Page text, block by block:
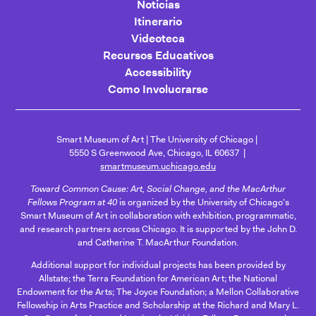
Noticias
Itinerario
Videoteca
Recursos Educativos
Accessibility
Como Involucrarse
Smart Museum of Art The University of Chicago
5550 S Greenwood Ave, Chicago, IL 60637
smartmuseum.uchicago.edu
Toward Common Cause: Art, Social Change, and the MacArthur
Fellows Program at 40is organized by the University of Chicago's
Smart Museum of Art in collaboration with exhibition, programmatic,
and research partners across Chicago. It is supported by the John D.
and Catherine T. MacArthur Foundation.
Additional support for individual projects has been provided by
Allstate; the Terra Foundation for American Art; the National
Endowment for the Arts; The Joyce Foundation; a Mellon Collaborative
Fellowship in Arts Practice and Scholarship at the Richard and Mary L.